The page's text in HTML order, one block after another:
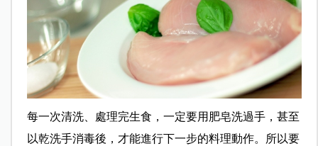
每一次清洗、處理完生食，一定要用肥皂洗過手，甚至
以乾洗手消毒後，才能進行下一步的料理動作。所以要